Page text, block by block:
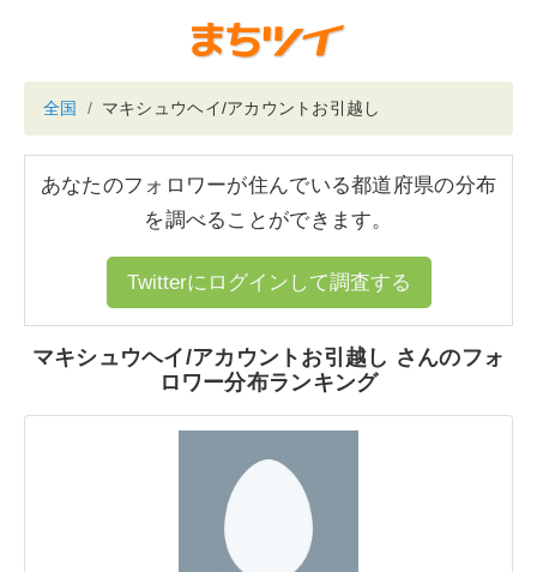
全国 マキシュウヘイ/アカウントお引越し
あなたのフォロワーが住んでいる都道府県の分布
を調べることができます。
Twitterにログインして調査する
マキシュウヘイ/アカウントお引越し さんのフォ
ロワー分布ランキング